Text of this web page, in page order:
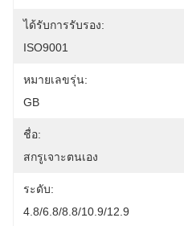
ได้รับการรับรอง:
ISO9001
หมายเลขรุ่น:
GB
ชื่อ:
สกรูเจาะตนเอง
ระดับ:
4.8/6.8/8.8/10.9/12.9